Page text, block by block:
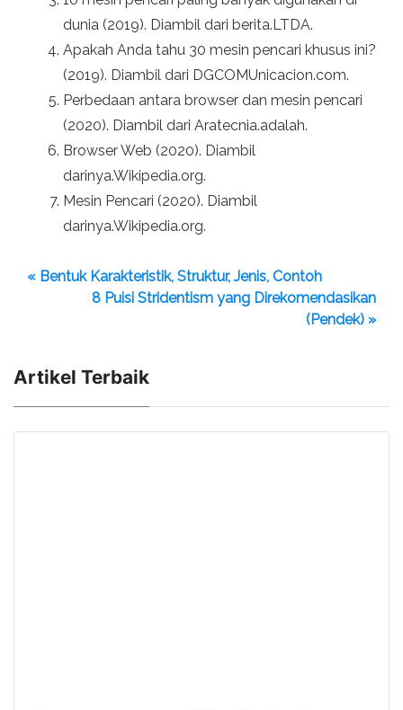
dunia (2019). Diambil dari berita.LTDA.
Apakah Anda tahu 30 mesin pencari khusus ini?
(2019). Diambil dari DGCOMUnicacion.com.
Perbedaan antara browser dan mesin pencari
(2020). Diambil dari Aratecnia.adalah.
Browser Web (2020). Diambil
darinya.Wikipedia.org.
Mesin Pencari (2020). Diambil
darinya.Wikipedia.org.
« Bentuk Karakteristik, Struktur, Jenis, Contoh
8 Puisi Stridentism yang Direkomendasikan
(Pendek) »
Artikel Terbaik